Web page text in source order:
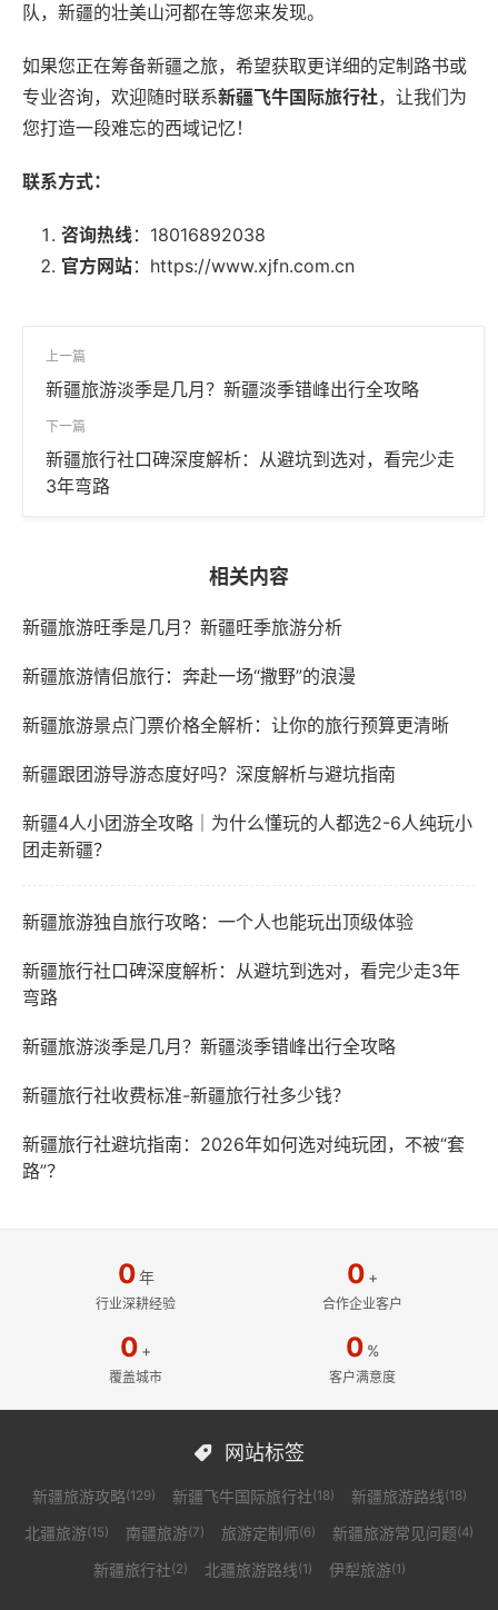
队，新疆的壮美山河都在等您来发现。
如果您正在筹备新疆之旅，希望获取更详细的定制路书或
专业咨询，欢迎随时联系新疆飞牛国际旅行社，让我们为
您打造一段难忘的西域记忆！
联系方式：
咨询热线：18016892038
官方网站： https://www.xjfn.com.cn
上一篇
新疆旅游淡季是几月？新疆淡季错峰出行全攻略
下一篇
新疆旅行社口碑深度解析：从避坑到选对，看完少走
3年弯路
相关内容
新疆旅游旺季是几月？新疆旺季旅游分析
新疆旅游情侣旅行：奔赴一场“撒野”的浪漫
新疆旅游景点门票价格全解析：让你的旅行预算更清晰
新疆跟团游导游态度好吗？深度解析与避坑指南
新疆4人小团游全攻略｜为什么懂玩的人都选2-6人纯玩小
团走新疆？
新疆旅游独自旅行攻略：一个人也能玩出顶级体验
新疆旅行社口碑深度解析：从避坑到选对，看完少走3年
弯路
新疆旅游淡季是几月？新疆淡季错峰出行全攻略
新疆旅行社收费标准-新疆旅行社多少钱？
新疆旅行社避坑指南：2026年如何选对纯玩团，不被“套
路”？
0年
行业深耕经验
0 +
合作企业客户
0 +
覆盖城市
0 %
客户满意度
 网站标签
新疆旅游攻略(129) 新疆飞牛国际旅行社(18) 新疆旅游路线(18)
北疆旅游(15) 南疆旅游(7) 旅游定制师(6) 新疆旅游常见问题(4)
新疆旅行社(2) 北疆旅游路线(1) 伊犁旅游(1)